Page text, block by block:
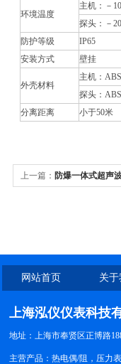
环境温度
主机：－
探头：－
防护等级
IP65
安装方式
壁挂
外壳材料
主机：
探头：
分离距离
小于50米
上一篇： 防爆一体式超声
网站首页 关
上海泓仪仪表科技
地址：上海市奉贤区正博路
主营产品：热电偶/阻，压力